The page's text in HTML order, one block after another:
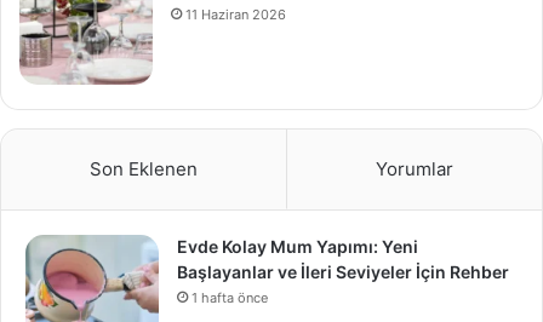
11 Haziran 2026
Son Eklenen Yorumlar
Evde Kolay Mum Yapımı: Yeni
Başlayanlar ve İleri Seviyeler İçin Rehber
1 hafta önce